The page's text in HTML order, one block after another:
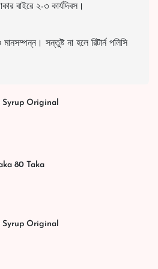
বাইরে ২-৩ কার্যদিবস।
সন্তুষ্ট না হলে রিটার্ন পলিসি
Original
80 Taka
Original